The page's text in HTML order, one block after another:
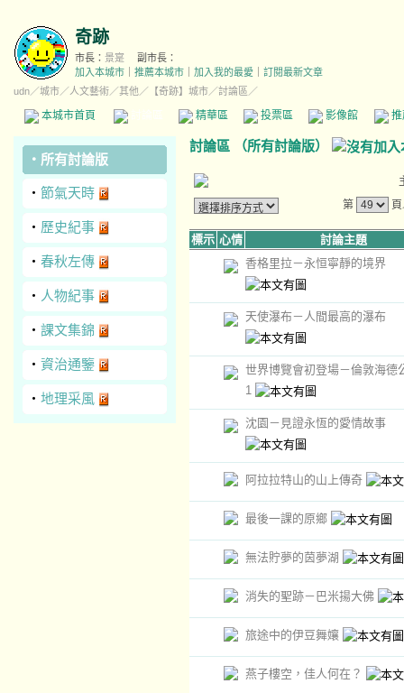
奇跡
市長： 景寔
副市長：
加入本城市
推薦本城市 加入我的最愛
訂閱最新文章
udn／城市／人文藝術／其他 ／ 【奇跡】城市／討論區／
本城市首頁 精華區 投票區 影像館
‧ 所有討論版
‧ 節氣天時
‧ 歷史紀事
‧ 春秋左傳
‧ 人物紀事
‧ 課文集錦
‧ 資治通鑒
‧ 地理采風
討論區 （所有討論版）
第
標示 心情
討論主題
香格里拉－永恒寧靜的境界
天使瀑布－人間最高的瀑布
世界博覽會初登場－倫敦海德
1
沈園－見證永恆的愛情故事
阿拉拉特山的山上傳奇
最後一課的原鄉
無法貯夢的茵夢湖
消失的聖跡－巴米揚大佛
旅途中的伊豆舞孃
燕子樓空，佳人何在？